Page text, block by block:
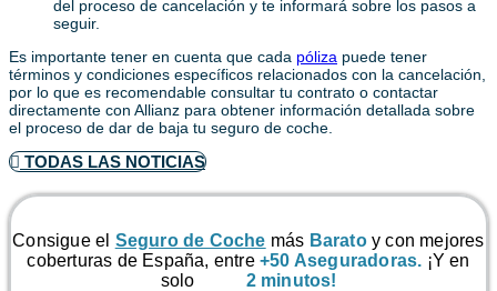
del proceso de cancelación y te informará sobre los pasos a
seguir.
Es importante tener en cuenta que cada póliza puede tener
términos y condiciones específicos relacionados con la cancelación,
por lo que es recomendable consultar tu contrato o contactar
directamente con Allianz para obtener información detallada sobre
el proceso de dar de baja tu seguro de coche.
TODAS LAS NOTICIAS
Consigue el Seguro de Coche más Baratoy con mejores
coberturas de España, entre +50 Aseguradoras. ¡Y en
solo 2 minutos!